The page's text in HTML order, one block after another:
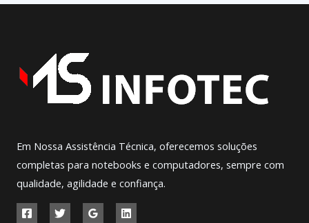
Em Nossa Assistência Técnica, oferecemos soluções
completas para notebooks e computadores, sempre com
qualidade, agilidade e confiança.